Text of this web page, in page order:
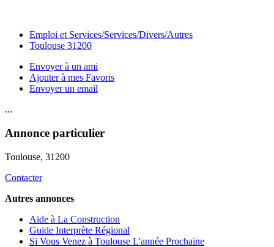
Emploi et Services/Services/Divers/Autres
Toulouse 31200
Envoyer à un ami
Ajouter à mes Favoris
Envoyer un email
...
Annonce particulier
Toulouse, 31200
Contacter
Autres annonces
Aide à La Construction
Guide Interprète Régional
Si Vous Venez à Toulouse L'année Prochaine